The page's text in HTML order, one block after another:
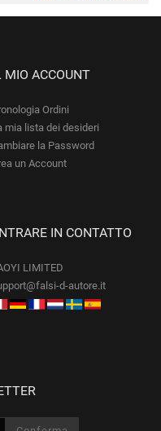
MIO ACCOUNT
Ordini
mia lista dei desideri
la Password
un Account
IN CONTATTO
LIMITED
d-autore.it